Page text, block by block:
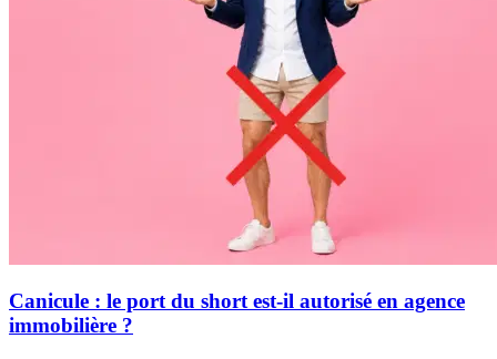
Canicule : le port du short est-il autorisé en agence
immobilière ?